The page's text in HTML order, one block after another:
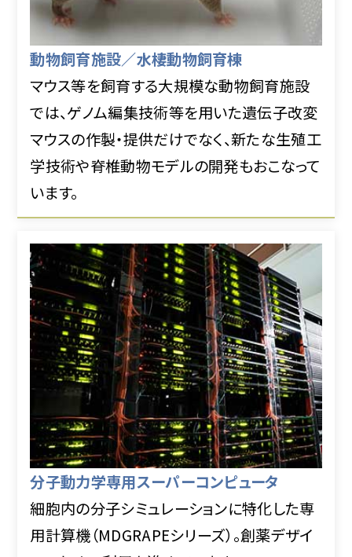
動物飼育施設／水棲動物飼育棟
マウス等を飼育する大規模な動物飼育施設
では、ゲノム編集技術等を用いた遺伝子改変
マウスの作製・提供だけでなく、新たな生殖工
学技術や脊椎動物モデルの開発もおこなって
います。
分子動力学専用スーパーコンピュータ
細胞内の分子シミュレーションに特化した専
用計算機（MDGRAPEシリーズ）。創薬デザイ